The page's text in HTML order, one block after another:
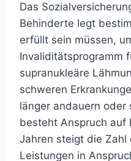
Das
Behinderte legt
erfüllt sein müssen,
Invaliditätsprogramm
supranukleäre
schweren
länger andauern oder
besteht Anspruch auf
Jahren steigt die Zahl
Leistungen in